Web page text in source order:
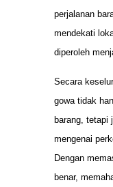
perjalanan
mendekati
diperoleh
Secara
gowa tidak
barang, tetapi
mengenai
Dengan
benar,